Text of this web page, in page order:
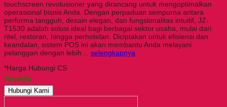
touchscreen revolusioner yang dirancang untuk mengoptimalkan
operasional bisnis Anda. Dengan perpaduan sempurna antara
performa tangguh, desain elegan, dan fungsionalitas intuitif, JZ-
T1530 adalah solusi ideal bagi berbagai sektor usaha, mulai dari
ritel, restoran, hingga perhotelan. Diciptakan untuk efisiensi dan
keandalan, sistem POS ini akan membantu Anda melayani
pelanggan dengan lebih… selengkapnya
*Harga Hubungi CS
Tersedia
Hubungi Kami